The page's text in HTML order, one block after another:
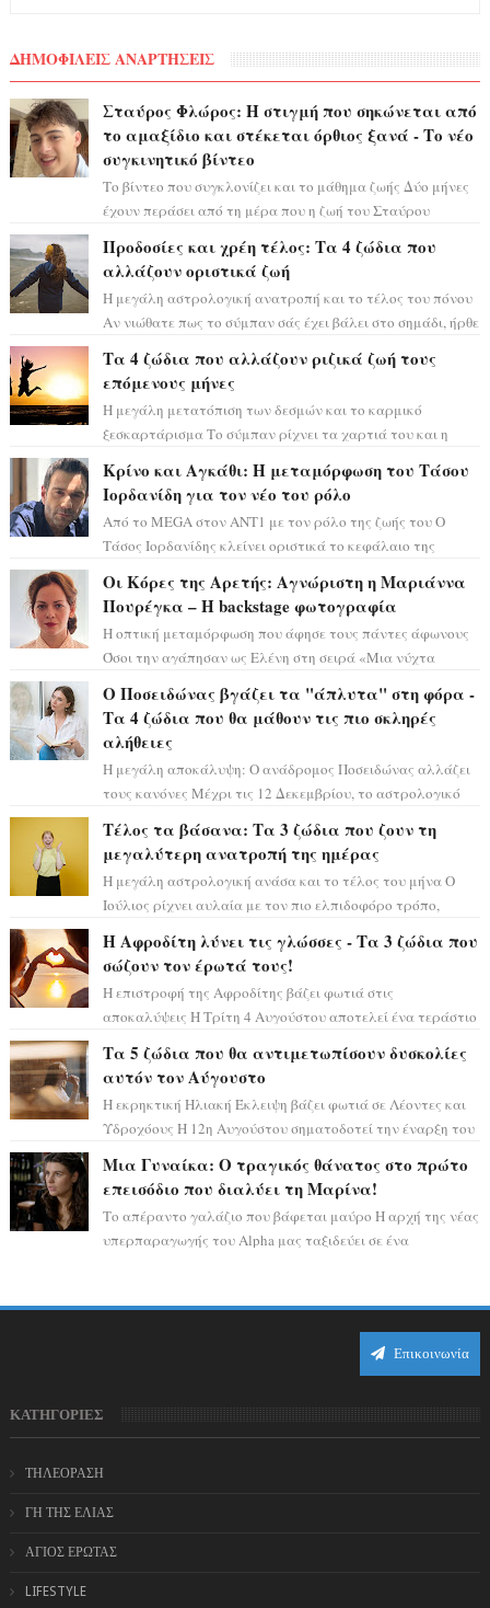
ΔΗΜΟΦΙΛΕΙΣ ΑΝΑΡΤΗΣΕΙΣ
Σταύρος Φλώρος: Η στιγμή που σηκώνεται από
το αμαξίδιο και στέκεται όρθιος ξανά - Το νέο
συγκινητικό βίντεο
Το βίντεο που συγκλονίζει και το μάθημα ζωής Δύο μήνες
έχουν περάσει από τη μέρα που η ζωή του Σταύρου
Προδοσίες και χρέη τέλος: Τα 4 ζώδια που
αλλάζουν οριστικά ζωή
Η μεγάλη αστρολογική ανατροπή και το τέλος του πόνου
Αν νιώθατε πως το σύμπαν σάς έχει βάλει στο σημάδι, ήρθε
Τα 4 ζώδια που αλλάζουν ριζικά ζωή τους
επόμενους μήνες
Η μεγάλη μετατόπιση των δεσμών και το καρμικό
ξεσκαρτάρισμα Το σύμπαν ρίχνει τα χαρτιά του και η
Κρίνο και Αγκάθι: Η μεταμόρφωση του Τάσου
Ιορδανίδη για τον νέο του ρόλο
Από το MEGA στον ΑΝΤ1 με τον ρόλο της ζωής του Ο
Τάσος Ιορδανίδης κλείνει οριστικά το κεφάλαιο της
Οι Κόρες της Αρετής: Αγνώριστη η Μαριάννα
Πουρέγκα – H backstage φωτογραφία
Η οπτική μεταμόρφωση που άφησε τους πάντες άφωνους
Όσοι την αγάπησαν ως Ελένη στη σειρά «Μια νύχτα
Ο Ποσειδώνας βγάζει τα "άπλυτα" στη φόρα -
Τα 4 ζώδια που θα μάθουν τις πιο σκληρές
αλήθειες
Η μεγάλη αποκάλυψη: Ο ανάδρομος Ποσειδώνας αλλάζει
τους κανόνες Μέχρι τις 12 Δεκεμβρίου, το αστρολογικό
Τέλος τα βάσανα: Τα 3 ζώδια που ζουν τη
μεγαλύτερη ανατροπή της ημέρας
Η μεγάλη αστρολογική ανάσα και το τέλος του μήνα Ο
Ιούλιος ρίχνει αυλαία με τον πιο ελπιδοφόρο τρόπο,
Η Αφροδίτη λύνει τις γλώσσες - Τα 3 ζώδια που
σώζουν τον έρωτά τους!
Η επιστροφή της Αφροδίτης βάζει φωτιά στις
αποκαλύψεις Η Τρίτη 4 Αυγούστου αποτελεί ένα τεράστιο
Τα 5 ζώδια που θα αντιμετωπίσουν δυσκολίες
αυτόν τον Αύγουστο
Η εκρηκτική Ηλιακή Έκλειψη βάζει φωτιά σε Λέοντες και
Υδροχόους Η 12η Αυγούστου σηματοδοτεί την έναρξη του
Μια Γυναίκα: Ο τραγικός θάνατος στο πρώτο
επεισόδιο που διαλύει τη Μαρίνα!
Το απέραντο γαλάζιο που βάφεται μαύρο Η αρχή της νέας
υπερπαραγωγής του Alpha μας ταξιδεύει σε ένα
Επικοινωνία
ΚΑΤΗΓΟΡΙΕΣ
ΤΗΛΕΟΡΑΣΗ
ΓΗ ΤΗΣ ΕΛΙΑΣ
ΑΓΙΟΣ ΕΡΩΤΑΣ
LIFESTYLE